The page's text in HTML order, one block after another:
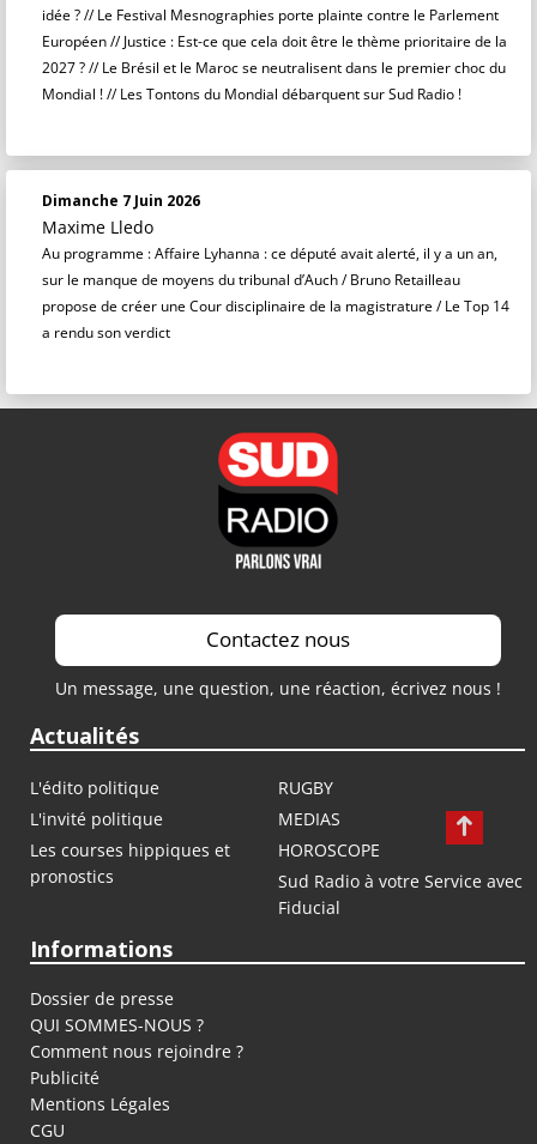
idée ? // Le Festival Mesnographies porte plainte contre le Parlement
Européen // Justice : Est-ce que cela doit être le thème prioritaire de la
2027 ? // Le Brésil et le Maroc se neutralisent dans le premier choc du
Mondial ! // Les Tontons du Mondial débarquent sur Sud Radio !
Dimanche 7 Juin 2026
Maxime Lledo
Au programme : Affaire Lyhanna : ce député avait alerté, il y a un an,
sur le manque de moyens du tribunal d’Auch / Bruno Retailleau
propose de créer une Cour disciplinaire de la magistrature / Le Top 14
a rendu son verdict
Contactez nous
Un message, une question, une réaction, écrivez nous !
Actualités
L'édito politique
RUGBY
L'invité politique
MEDIAS
Les courses hippiques et
pronostics
HOROSCOPE
Sud Radio à votre Service avec
Fiducial
Informations
Dossier de presse
QUI SOMMES-NOUS ?
Comment nous rejoindre ?
Publicité
Mentions Légales
CGU